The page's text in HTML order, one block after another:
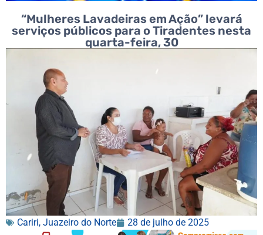
“Mulheres Lavadeiras em Ação” levará
serviços públicos para o Tiradentes nesta
quarta-feira, 30
Cariri, Juazeiro do Norte 28 de julho de 2025